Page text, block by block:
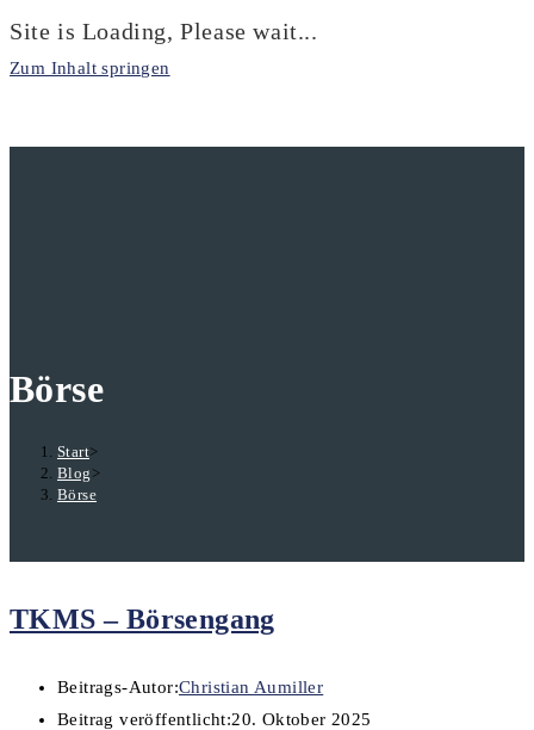
Site is Loading, Please wait...
Zum Inhalt springen
Börse
Start>
Blog >
Börse
TKMS – Börsengang
Beitrags-Autor:Christian Aumiller
Beitrag veröffentlicht:20. Oktober 2025